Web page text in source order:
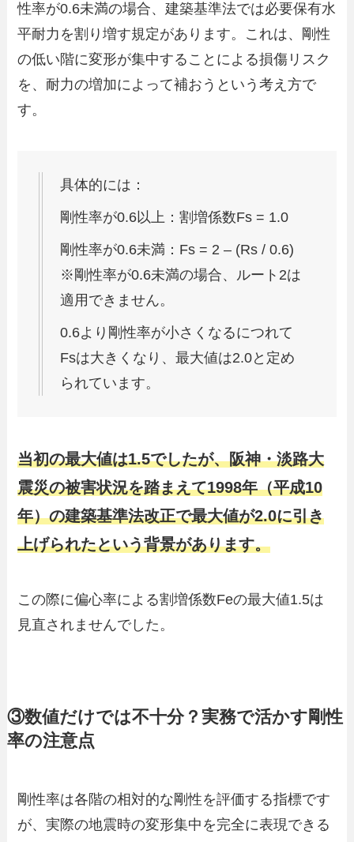
性率が0.6未満の場合、建築基準法では必要保有水
平耐力を割り増す規定があります。これは、剛性
の低い階に変形が集中することによる損傷リスク
を、耐力の増加によって補おうという考え方で
す。
具体的には：
剛性率が0.6以上：割増係数Fs = 1.0
剛性率が0.6未満：Fs = 2 – (Rs / 0.6)
※剛性率が0.6未満の場合、ルート2は
適用できません。
0.6より剛性率が小さくなるにつれて
Fsは大きくなり、最大値は2.0と定め
られています。
当初の最大値は1.5でしたが、阪神・淡路大
震災の被害状況を踏まえて1998年（平成10
年）の建築基準法改正で最大値が2.0に引き
上げられたという背景があります。
この際に偏心率による割増係数Feの最大値1.5は
見直されませんでした。
③数値だけでは不十分？実務で活かす剛性
率の注意点
剛性率は各階の相対的な剛性を評価する指標です
が、実際の地震時の変形集中を完全に表現できる